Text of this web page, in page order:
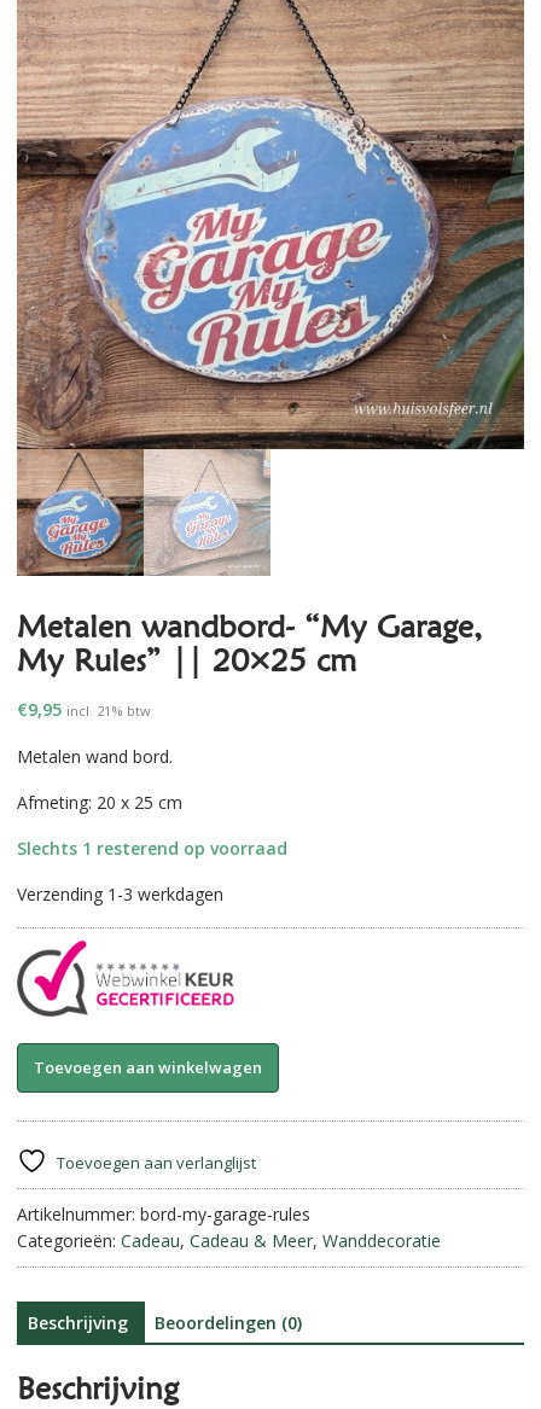
Metalen wandbord- “My Garage,
My Rules” || 20×25 cm
€9,95 incl. 21% btw
Metalen wand bord.
Afmeting: 20 x 25 cm
Slechts 1 resterend op voorraad
Verzending 1-3 werkdagen
Metalen
wandbord-
My
Rules"
||
20x25
cm
Toevoegen aan winkelwagen
n
a
t
i
e
:
Toevoegen aan verlanglijst
Artikelnummer: bord-my-garage-rules
Categorieën: Cadeau, Cadeau & Meer, Wanddecoratie
Beschrijving Beoordelingen (0)
Beschrijving